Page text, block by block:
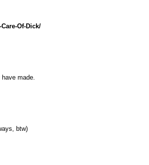
Of-Dick/
made.
btw)